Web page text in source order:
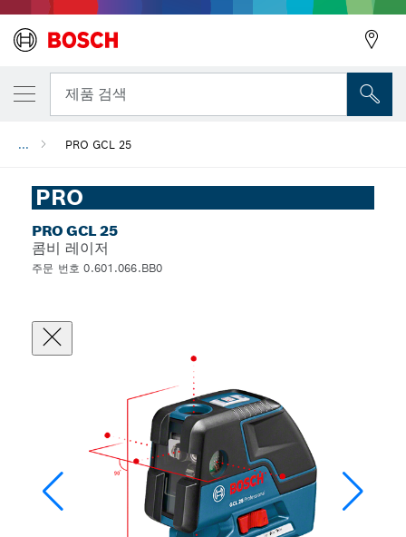
제품 검색
... PRO GCL 25
PRO
PRO GCL 25
콤비 레이저
주문 번호 0.601.066.BB0